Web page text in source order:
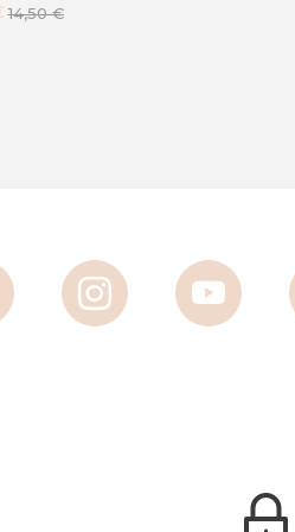
14,50 €